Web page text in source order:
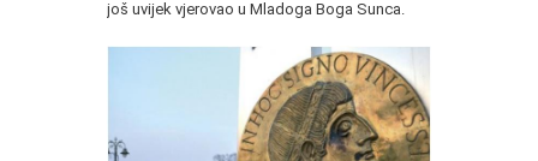
još uvijek vjerovao u Mladoga Boga Sunca.